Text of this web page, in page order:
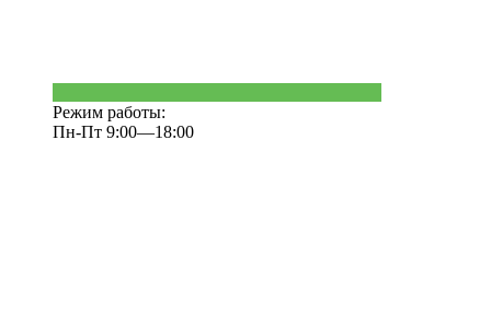
Режим работы:
Пн-Пт 9:00—18:00